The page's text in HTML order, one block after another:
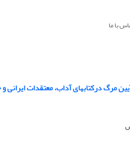
با ما
مرگ درکتابهای آداب، معتقدات